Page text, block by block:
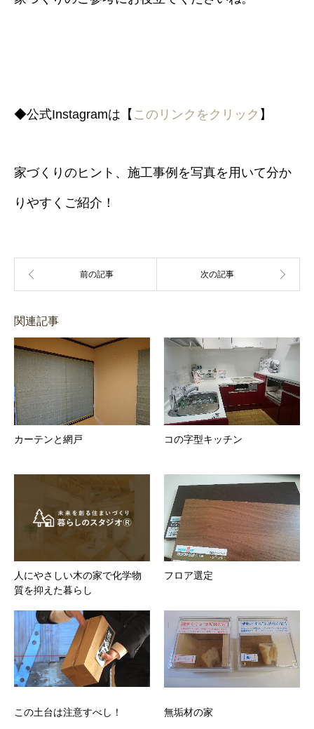
◆公式Instagramは【 このリンクをクリック 】
家づくりのヒント、施工事例を写真を用いて分か
りやすくご紹介！
関連記事
カーテンと網戸 コの字型キッチン
人にやさしい木の家で化学物
質を抑えた暮らし
フロア選定
この土台は注意すべし！ 無垢材の家